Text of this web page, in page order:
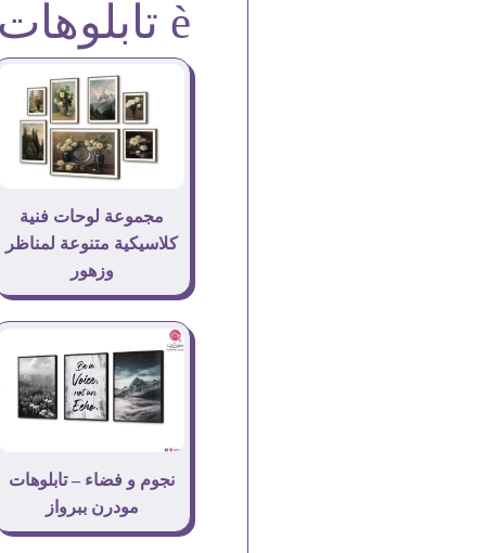
è تابلوهات
مجموعة لوحات فنية
كلاسيكية متنوعة لمناظر
وزهور
نجوم و فضاء – تابلوهات
مودرن ببرواز